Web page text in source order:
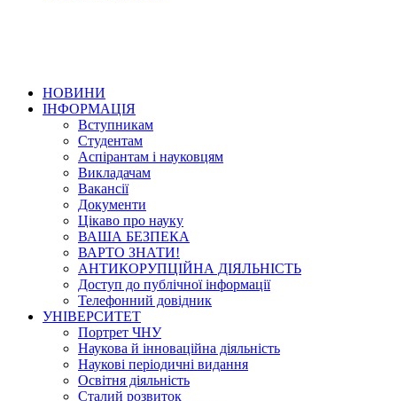
НОВИНИ
ІНФОРМАЦІЯ
Вступникам
Студентам
Аспірантам і науковцям
Викладачам
Вакансії
Документи
Цікаво про науку
ВАША БЕЗПЕКА
ВАРТО ЗНАТИ!
АНТИКОРУПЦІЙНА ДІЯЛЬНІСТЬ
Доступ до публічної інформації
Телефонний довідник
УНІВЕРСИТЕТ
Портрет ЧНУ
Наукова й інноваційна діяльність
Наукові періодичні видання
Освітня діяльність
Сталий розвиток